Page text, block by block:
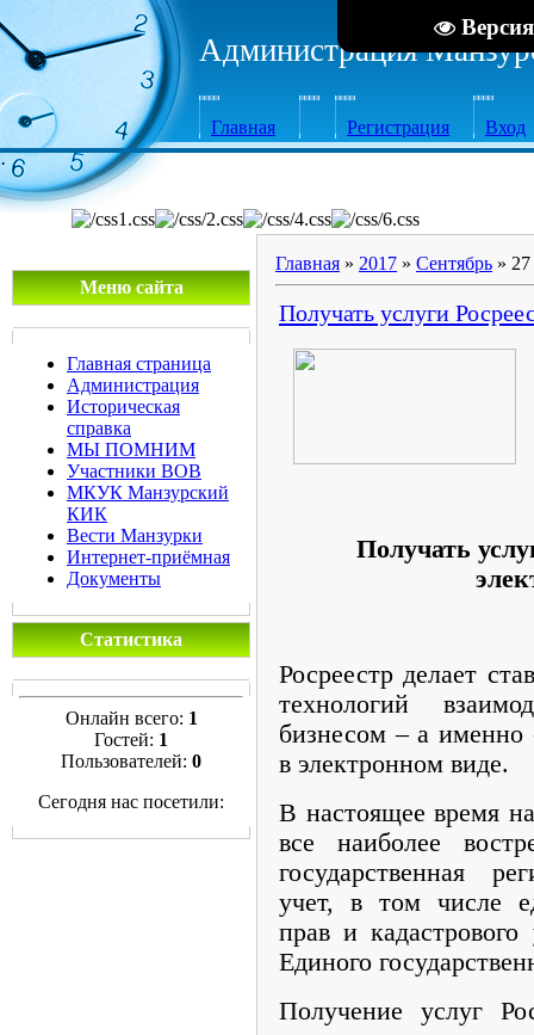
Администрация
Главная Регистрация
Вход
·
Меню сайта
Главная страница
Администрация
Историческая
справка
МЫ ПОМНИМ
Участники ВОВ
МКУК Манзурский
КИК
Вести Манзурки
Интернет-приёмная
Документы
Статистика
Онлайн всего: 1
Гостей: 1
Пользователей: 0
Сегодня нас посетили:
Главная » 2017 » Сентябрь » 27
Получать услуги
Получать
Росреестр делает
технологий
бизнесом – а именно
в электронном виде.
В настоящее время
все наиболее
государственная
учет, в том числе
прав и
Единого
Получение услуг